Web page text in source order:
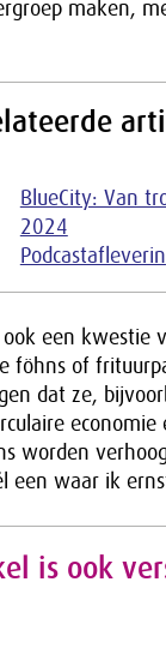
maken,
BlueCity: Van
2024
ook een kwestie
föhns of
dat ze,
worden
een waar ik
is ook